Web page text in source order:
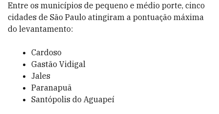
Entre os municípios de pequeno e médio porte, cinco
cidades de São Paulo atingiram a pontuação máxima
do levantamento:
Cardoso
Gastão Vidigal
Jales
Paranapuã
Santópolis do Aguapeí